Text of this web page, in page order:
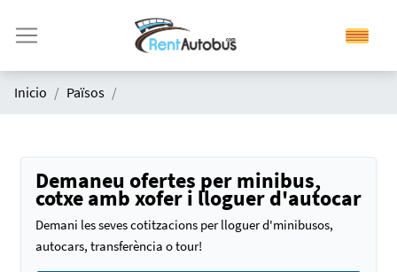
Inicio Països
Demaneu ofertes per minibus,
cotxe amb xofer i lloguer d'autocar
Demani les seves cotitzacions per lloguer d'minibusos,
autocars, transferència o tour!